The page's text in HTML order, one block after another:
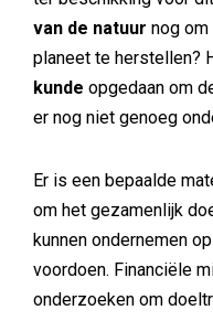
van de natuur nog
planeet te herstellen?
kunde opgedaan om
er nog niet genoeg
Er is een bepaalde
om het gezamenlijk
kunnen ondernemen
voordoen. Financiële
onderzoeken om